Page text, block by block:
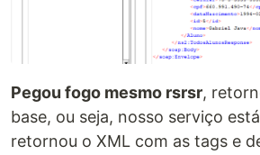
Pegou fogo mesmo rsrsr,
base, ou seja, nosso serviço está
retornou o XML com as tags e